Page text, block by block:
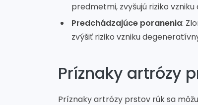
predmetmi, zvyšujú riziko vzniku
Predchádzajúce poranenia:
zvýšiť riziko vzniku
Príznaky artrózy
Príznaky artrózy prstov rúk sa